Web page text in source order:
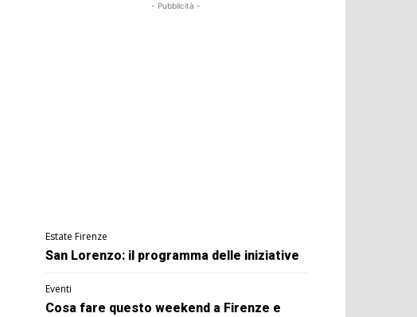
- Pubblicità -
Estate Firenze
San Lorenzo: il programma delle iniziative
Eventi
Cosa fare questo weekend a Firenze e